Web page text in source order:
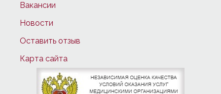
Вакансии
Новости
Оставить отзыв
Карта сайта